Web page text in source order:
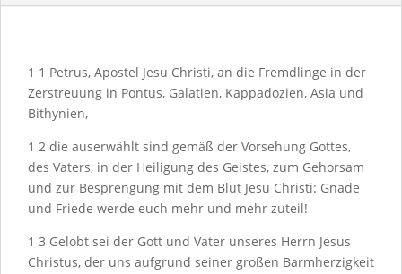
1 1 Petrus, Apostel Jesu Christi, an die Fremdlinge in der
Zerstreuung in Pontus, Galatien, Kappadozien, Asia und
Bithynien,
1 2 die auserwählt sind gemäß der Vorsehung Gottes,
des Vaters, in der Heiligung des Geistes, zum Gehorsam
und zur Besprengung mit dem Blut Jesu Christi: Gnade
und Friede werde euch mehr und mehr zuteil!
1 3 Gelobt sei der Gott und Vater unseres Herrn Jesus
Christus, der uns aufgrund seiner großen Barmherzigkeit